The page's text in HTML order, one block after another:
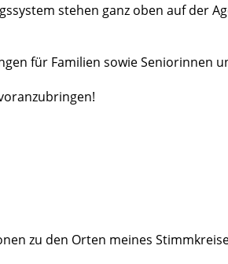
stehen ganz oben auf der
für Familien sowie Seniorinnen
zu den Orten meines